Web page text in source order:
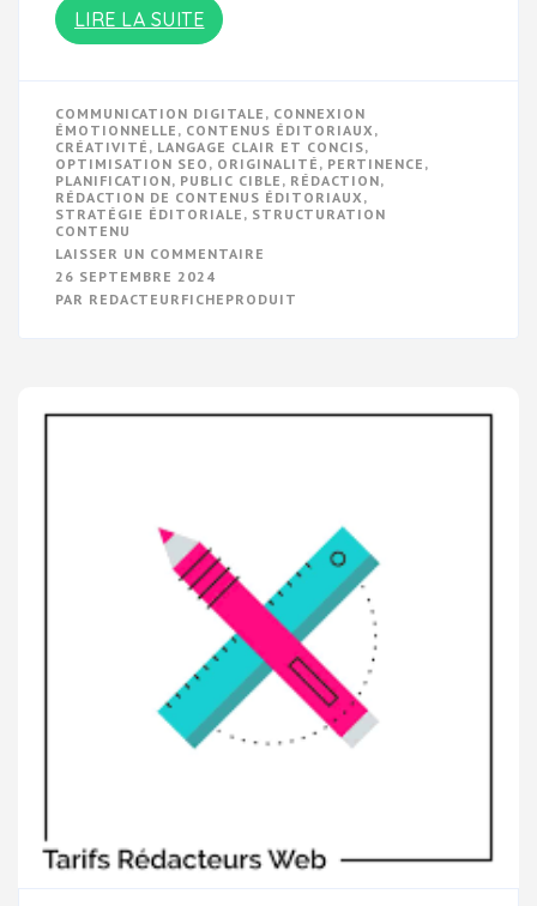
LIRE LA SUITE
COMMUNICATION DIGITALE , CONNEXION
ÉMOTIONNELLE , CONTENUS ÉDITORIAUX ,
CRÉATIVITÉ , LANGAGE CLAIR ET CONCIS,
OPTIMISATION SEO , ORIGINALITÉ , PERTINENCE ,
PLANIFICATION, PUBLIC CIBLE , RÉDACTION,
RÉDACTION DE CONTENUS ÉDITORIAUX ,
STRATÉGIE ÉDITORIALE , STRUCTURATION
CONTENU
LAISSER UN COMMENTAIRE
DE
CONSEILS
26 SEPTEMBRE 2024
PAR REDACTEURFICHEPRODUIT